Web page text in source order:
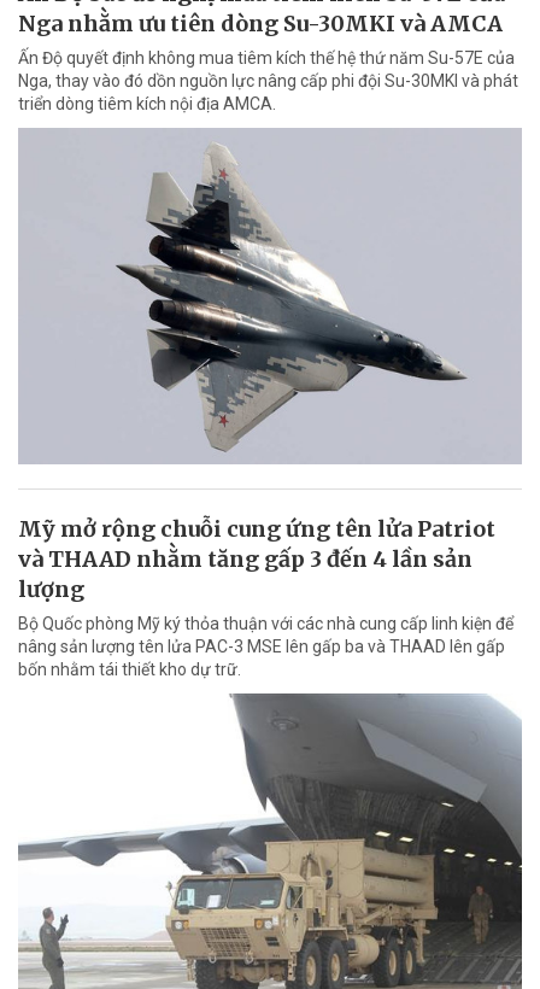
Nga nhằm ưu tiên dòng Su-30MKI và AMCA
Ấn Độ quyết định không mua tiêm kích thế hệ thứ năm Su-57E của
Nga, thay vào đó dồn nguồn lực nâng cấp phi đội Su-30MKI và phát
triển dòng tiêm kích nội địa AMCA.
Mỹ mở rộng chuỗi cung ứng tên lửa Patriot
và THAAD nhằm tăng gấp 3 đến 4 lần sản
lượng
Bộ Quốc phòng Mỹ ký thỏa thuận với các nhà cung cấp linh kiện để
nâng sản lượng tên lửa PAC-3 MSE lên gấp ba và THAAD lên gấp
bốn nhằm tái thiết kho dự trữ.